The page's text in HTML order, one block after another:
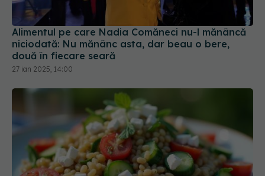
niciodată: Nu mănânc asta, dar beau o bere,
două în fiecare seară
27 ian 2025, 14:00